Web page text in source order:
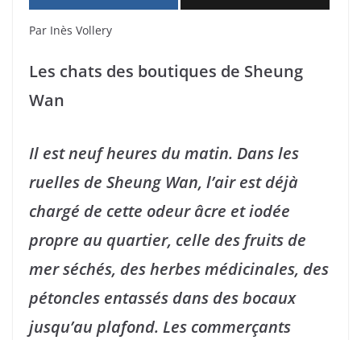
Par Inès Vollery
Les chats des boutiques de Sheung
Wan
Il est neuf heures du matin. Dans les
ruelles de Sheung Wan, l’air est déjà
chargé de cette odeur âcre et iodée
propre au quartier, celle des fruits de
mer séchés, des herbes médicinales, des
pétoncles entassés dans des bocaux
jusqu’au plafond. Les commerçants